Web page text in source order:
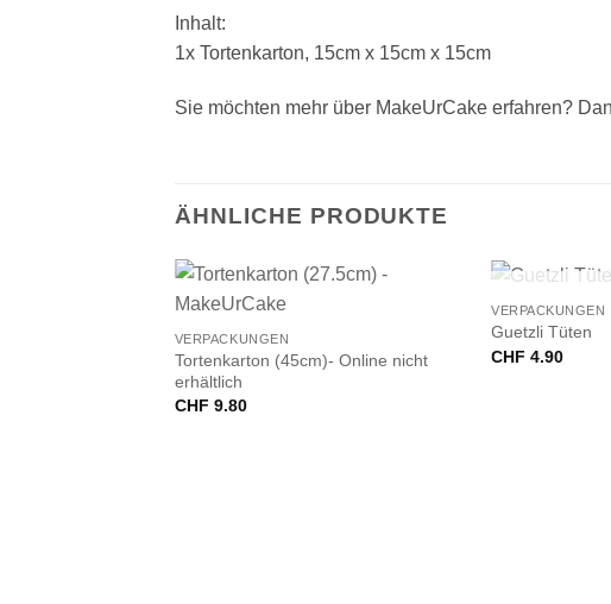
Inhalt:
1x Tortenkarton, 15cm x 15cm x 15cm
Sie möchten mehr über MakeUrCake erfahren?
ÄHNLICHE PRODUKTE
+
VERPACKUNGEN
Tortenkarton (45cm)- Online nicht
erhältlich
CHF 9.80
+
VERPACKUNGEN
Guetzli Tüten
CHF 4.90